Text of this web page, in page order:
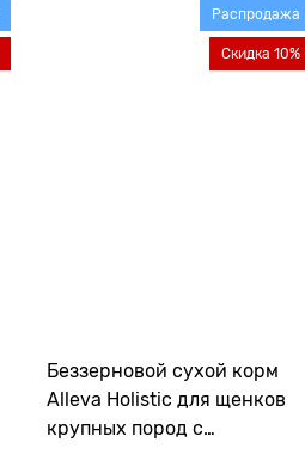
Беззерновой сухой корм
Alleva Holistic для щенков
крупных пород с
Распродажа
Скидка 10%